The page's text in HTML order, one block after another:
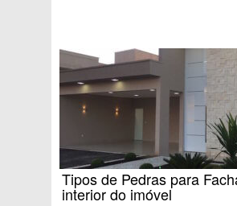
Tipos de Pedras para
interior do imóvel